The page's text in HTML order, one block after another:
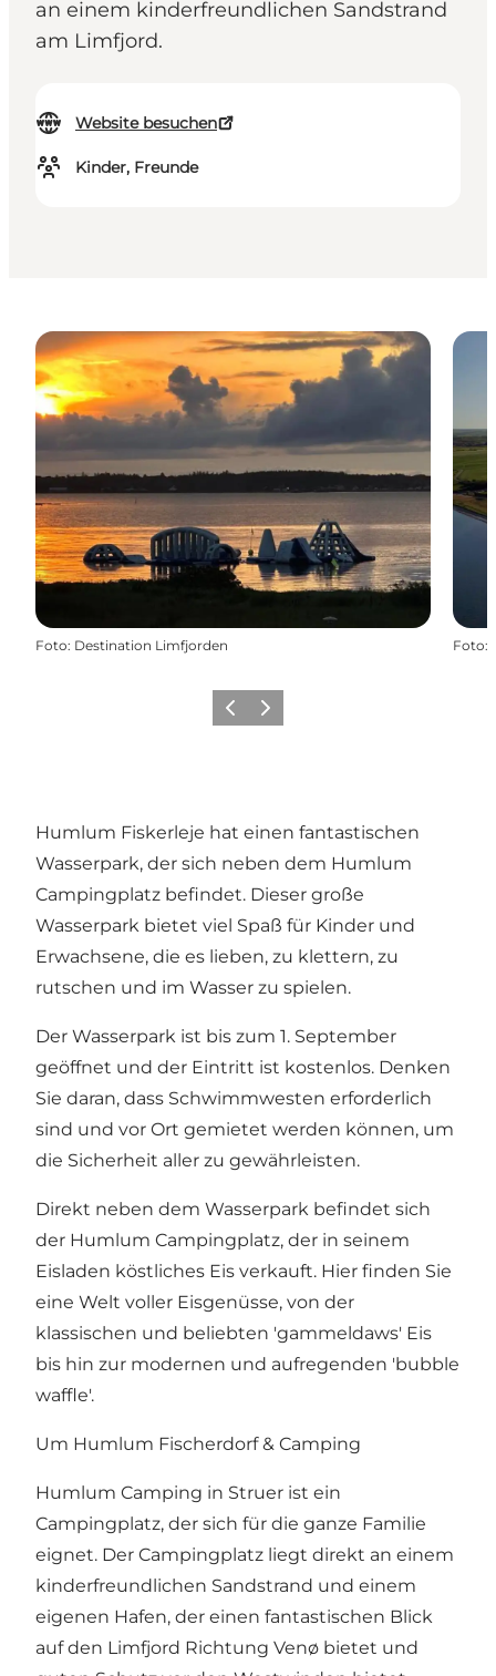
an einem kinderfreundlichen Sandstrand
am Limfjord.
Website besuchen
Kinder, Freunde
Foto: Destination Limfjorden Foto:
Vorherige Folie
Nächste Folie
Humlum Fiskerleje hat einen fantastischen
Wasserpark, der sich neben dem Humlum
Campingplatz befindet. Dieser große
Wasserpark bietet viel Spaß für Kinder und
Erwachsene, die es lieben, zu klettern, zu
rutschen und im Wasser zu spielen.
Der Wasserpark ist bis zum 1. September
geöffnet und der Eintritt ist kostenlos. Denken
Sie daran, dass Schwimmwesten erforderlich
sind und vor Ort gemietet werden können, um
die Sicherheit aller zu gewährleisten.
Direkt neben dem Wasserpark befindet sich
der Humlum Campingplatz, der in seinem
Eisladen köstliches Eis verkauft. Hier finden Sie
eine Welt voller Eisgenüsse, von der
klassischen und beliebten 'gammeldaws' Eis
bis hin zur modernen und aufregenden 'bubble
waffle'.
Um Humlum Fischerdorf & Camping
Humlum Camping in Struer ist ein
Campingplatz, der sich für die ganze Familie
eignet. Der Campingplatz liegt direkt an einem
kinderfreundlichen Sandstrand und einem
eigenen Hafen, der einen fantastischen Blick
auf den Limfjord Richtung Venø bietet und